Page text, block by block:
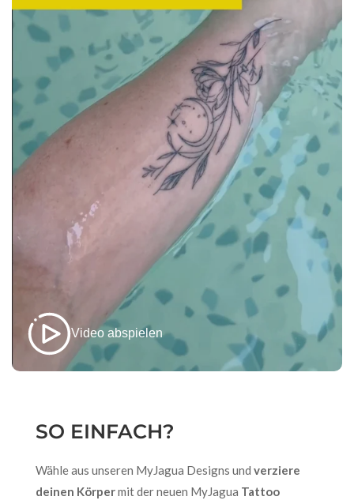
Video abspielen
SO EINFACH?
Wähle aus unseren MyJagua Designs und verziere
deinen Körpermit der neuen MyJagua Tattoo